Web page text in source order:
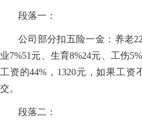
段落一：
公司部分扣五险一金：养老
业7%51元、生育8%24元、工伤
工资的44%，1320元，如果工
交。
段落二：